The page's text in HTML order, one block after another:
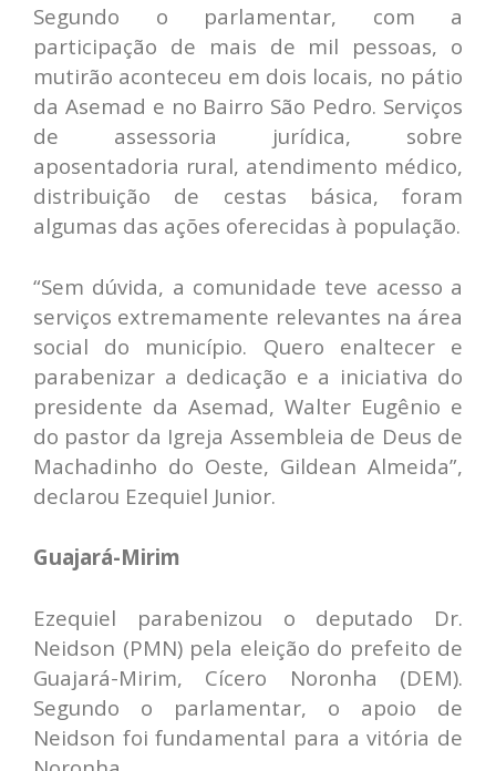
Segundo o parlamentar, com a
participação de mais de mil pessoas, o
mutirão aconteceu em dois locais, no pátio
da Asemad e no Bairro São Pedro. Serviços
de assessoria jurídica, sobre
aposentadoria rural, atendimento médico,
distribuição de cestas básica, foram
algumas das ações oferecidas à população.
“Sem dúvida, a comunidade teve acesso a
serviços extremamente relevantes na área
social do município. Quero enaltecer e
parabenizar a dedicação e a iniciativa do
presidente da Asemad, Walter Eugênio e
do pastor da Igreja Assembleia de Deus de
Machadinho do Oeste, Gildean Almeida”,
declarou Ezequiel Junior.
Guajará-Mirim
Ezequiel parabenizou o deputado Dr.
Neidson (PMN) pela eleição do prefeito de
Guajará-Mirim, Cícero Noronha (DEM).
Segundo o parlamentar, o apoio de
Neidson foi fundamental para a vitória de